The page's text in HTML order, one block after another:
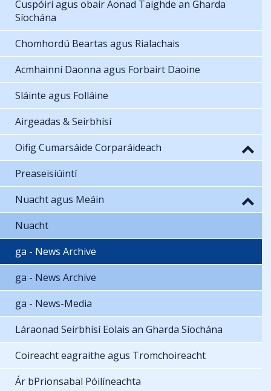
Cuspóirí agus obair Aonad Taighde an Gharda
Síochána
Chomhordú Beartas agus Rialachais
Acmhainní Daonna agus Forbairt Daoine
Sláinte agus Folláine
Airgeadas & Seirbhísí
Oifig Cumarsáide Corparáideach
Preaseisiúintí
Nuacht agus Meáin
Nuacht
ga - News Archive
ga - News Archive
ga - News-Media
Láraonad Seirbhísí Eolais an Gharda Síochána
Coireacht eagraithe agus Tromchoireacht
Ár bPrionsabal Póilíneachta